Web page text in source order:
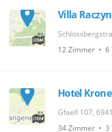
Villa
12 Zimmer • 6
Hotel
Gfaell 107,
34 Zimmer • 3